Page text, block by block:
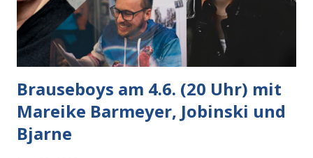
Brauseboys am 4.6. (20 Uhr) mit
Mareike Barmeyer, Jobinski und
Bjarne